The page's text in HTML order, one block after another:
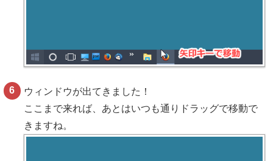
ウィンドウが出てきました！
ここまで来れば、あとはいつも通りドラッグで移動で
きますね。